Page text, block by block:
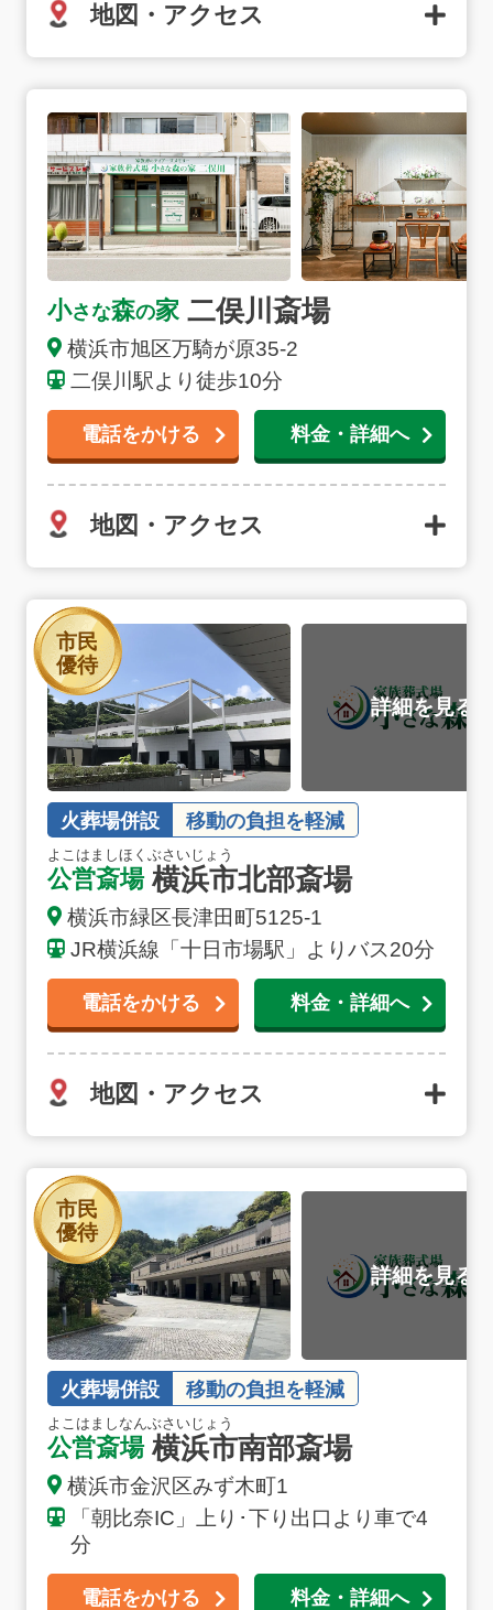
地図・アクセス
小さな森の家 二俣川斎場
横浜市旭区万騎が原35-2
二俣川駅より徒歩10分
電話をかける 料金・詳細へ
地図・アクセス
市民
優待
火葬場併設 移動の負担を軽減
よこはましほくぶさいじょう
公営斎場 横浜市北部斎場
横浜市緑区長津田町5125-1
JR横浜線「十日市場駅」よりバス20分
電話をかける 料金・詳細へ
地図・アクセス
横浜市北部斎場の詳細へ
市民
優待
火葬場併設 移動の負担を軽減
よこはましなんぶさいじょう
公営斎場 横浜市南部斎場
横浜市金沢区みず木町1
「朝比奈IC」上り･下り出口より車で4
分
電話をかける 料金・詳細へ
横浜市南部斎場の詳細へ
お得な会員価格!